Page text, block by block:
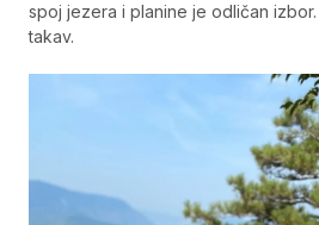
spoj jezera i planine je odličan
takav.